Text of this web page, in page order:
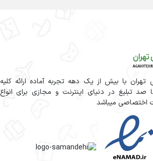
با بیش از یک دهه تجربه آماده ارائه کلیه
تبلیغ در دنیای اینترنت و مجازی برای انواع
اختصاصی میباشد